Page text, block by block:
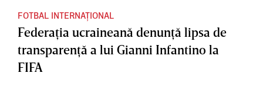
FOTBAL INTERNAȚIONAL
Federaţia ucraineană denunţă lipsa de
transparenţă a lui Gianni Infantino la
FIFA